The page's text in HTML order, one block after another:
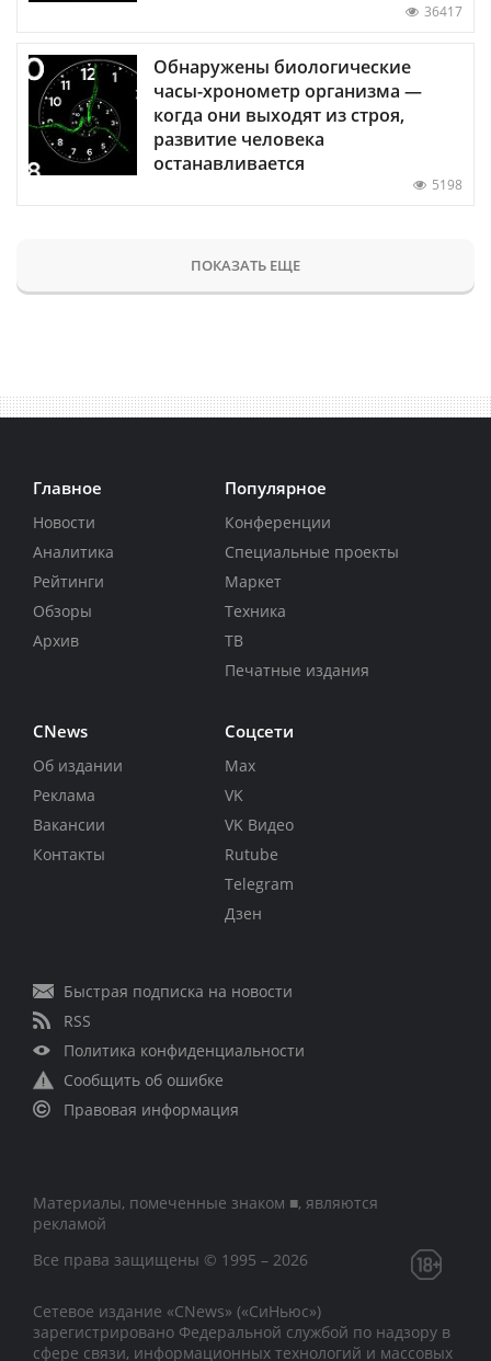
36417
Обнаружены биологические
часы-хронометр организма —
когда они выходят из строя,
развитие человека
останавливается
5198
ПОКАЗАТЬ ЕЩЕ
Главное
Новости
Аналитика
Рейтинги
Обзоры
Архив
Популярное
Конференции
Специальные проекты
Маркет
Техника
ТВ
Печатные издания
CNews
Об издании
Реклама
Вакансии
Контакты
Соцсети
Max
VK
VK Видео
Rutube
Telegram
Дзен
Быстрая подписка на новости
RSS
Политика конфиденциальности
Сообщить об ошибке
Правовая информация
Материалы, помеченные знаком ■, являются
рекламой
Все права защищены © 1995 – 2026
Сетевое издание «CNews» («СиНьюс»)
зарегистрировано Федеральной службой по надзору в
сфере связи, информационных технологий и массовых